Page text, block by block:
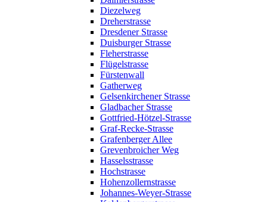
Diezelweg
Dreherstrasse
Dresdener Strasse
Duisburger Strasse
Fleherstrasse
Flügelstrasse
Fürstenwall
Gatherweg
Gelsenkirchener Strasse
Gladbacher Strasse
Gottfried-Hötzel-Strasse
Graf-Recke-Strasse
Grafenberger Allee
Grevenbroicher Weg
Hasselsstrasse
Hochstrasse
Hohenzollernstrasse
Johannes-Weyer-Strasse